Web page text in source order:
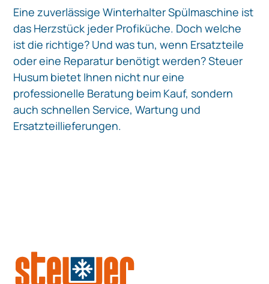
Eine zuverlässige Winterhalter Spülmaschine ist
das Herzstück jeder Profiküche. Doch welche
ist die richtige? Und was tun, wenn Ersatzteile
oder eine Reparatur benötigt werden? Steuer
Husum bietet Ihnen nicht nur eine
professionelle Beratung beim Kauf, sondern
auch schnellen Service, Wartung und
Ersatzteillieferungen.